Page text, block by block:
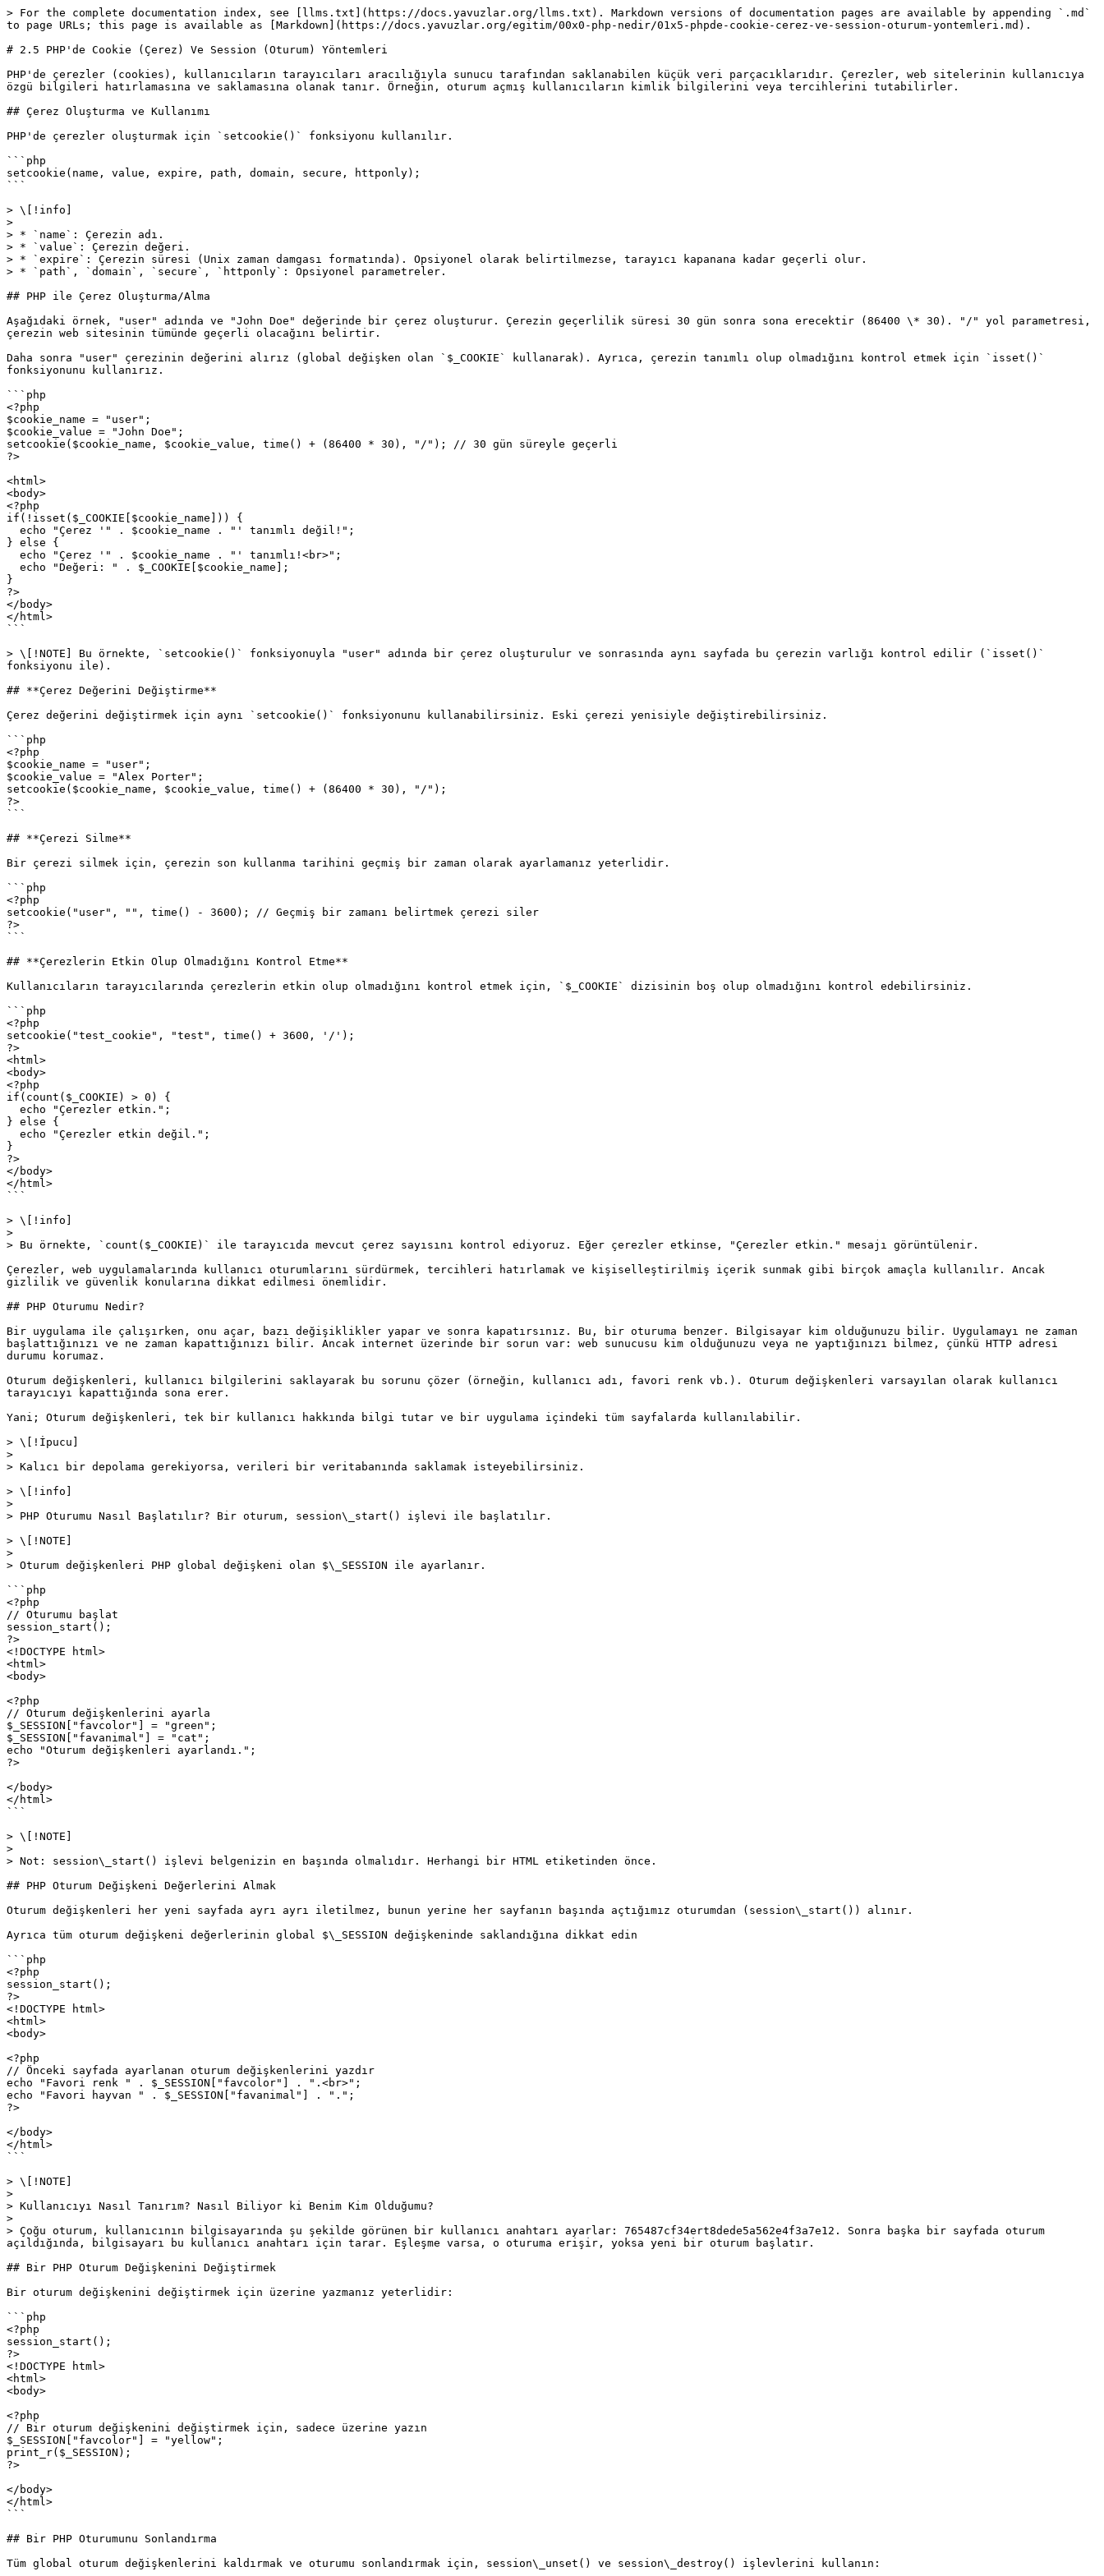
> For the complete documentation index, see [llms.txt](https://docs.yavuzlar.org/llms.txt). Markdown versions of documentation pages are available by appending `.md`
to page URLs; this page is available as [Markdown](https://docs.yavuzlar.org/egitim/00x0-php-nedir/01x5-phpde-cookie-cerez-ve-session-oturum-yontemleri.md).
# 2.5 PHP'de Cookie (Çerez) Ve Session (Oturum) Yöntemleri
PHP'de çerezler (cookies), kullanıcıların tarayıcıları aracılığıyla sunucu tarafından saklanabilen küçük veri parçacıklarıdır. Çerezler, web sitelerinin kullanıcıya
özgü bilgileri hatırlamasına ve saklamasına olanak tanır. Örneğin, oturum açmış kullanıcıların kimlik bilgilerini veya tercihlerini tutabilirler.
## Çerez Oluşturma ve Kullanımı
PHP'de çerezler oluşturmak için `setcookie()` fonksiyonu kullanılır.
```php
setcookie(name, value, expire, path, domain, secure, httponly);
```
> \[!info]
>
> * `name`: Çerezin adı.
> * `value`: Çerezin değeri.
> * `expire`: Çerezin süresi (Unix zaman damgası formatında). Opsiyonel olarak belirtilmezse, tarayıcı kapanana kadar geçerli olur.
> * `path`, `domain`, `secure`, `httponly`: Opsiyonel parametreler.
## PHP ile Çerez Oluşturma/Alma
Aşağıdaki örnek, "user" adında ve "John Doe" değerinde bir çerez oluşturur. Çerezin geçerlilik süresi 30 gün sonra sona erecektir (86400 \* 30). "/" yol parametresi,
çerezin web sitesinin tümünde geçerli olacağını belirtir.
Daha sonra "user" çerezinin değerini alırız (global değişken olan `$_COOKIE` kullanarak). Ayrıca, çerezin tanımlı olup olmadığını kontrol etmek için `isset()`
fonksiyonunu kullanırız.
```php
<?php
$cookie_name = "user";
$cookie_value = "John Doe";
setcookie($cookie_name, $cookie_value, time() + (86400 * 30), "/"); // 30 gün süreyle geçerli
?>
<html>
<body>
<?php
if(!isset($_COOKIE[$cookie_name])) {
} else {
}
?>
</body>
</html>
```
> \[!NOTE] Bu örnekte, `setcookie()` fonksiyonuyla "user" adında bir çerez oluşturulur ve sonrasında aynı sayfada bu çerezin varlığı kontrol edilir (`isset()`
fonksiyonu ile).
## **Çerez Değerini Değiştirme**
Çerez değerini değiştirmek için aynı `setcookie()` fonksiyonunu kullanabilirsiniz. Eski çerezi yenisiyle değiştirebilirsiniz.
```php
<?php
$cookie_name = "user";
$cookie_value = "Alex Porter";
setcookie($cookie_name, $cookie_value, time() + (86400 * 30), "/");
?>
```
## **Çerezi Silme**
Bir çerezi silmek için, çerezin son kullanma tarihini geçmiş bir zaman olarak ayarlamanız yeterlidir.
```php
<?php
setcookie("user", "", time() - 3600); // Geçmiş bir zamanı belirtmek çerezi siler
?>
```
## **Çerezlerin Etkin Olup Olmadığını Kontrol Etme**
Kullanıcıların tarayıcılarında çerezlerin etkin olup olmadığını kontrol etmek için, `$_COOKIE` dizisinin boş olup olmadığını kontrol edebilirsiniz.
```php
<?php
setcookie("test_cookie", "test", time() + 3600, '/');
?>
<html>
<body>
<?php
if(count($_COOKIE) > 0) {
} else {
}
?>
</body>
</html>
```
> \[!info]
>
> Bu örnekte, `count($_COOKIE)` ile tarayıcıda mevcut çerez sayısını kontrol ediyoruz. Eğer çerezler etkinse, "Çerezler etkin." mesajı görüntülenir.
Çerezler, web uygulamalarında kullanıcı oturumlarını sürdürmek, tercihleri hatırlamak ve kişiselleştirilmiş içerik sunmak gibi birçok amaçla kullanılır. Ancak
gizlilik ve güvenlik konularına dikkat edilmesi önemlidir.
## PHP Oturumu Nedir?
Bir uygulama ile çalışırken, onu açar, bazı değişiklikler yapar ve sonra kapatırsınız. Bu, bir oturuma benzer. Bilgisayar kim olduğunuzu bilir. Uygulamayı ne zaman
başlattığınızı ve ne zaman kapattığınızı bilir. Ancak internet üzerinde bir sorun var: web sunucusu kim olduğunuzu veya ne yaptığınızı bilmez, çünkü HTTP adresi
durumu korumaz.
Oturum değişkenleri, kullanıcı bilgilerini saklayarak bu sorunu çözer (örneğin, kullanıcı adı, favori renk vb.). Oturum değişkenleri varsayılan olarak kullanıcı
tarayıcıyı kapattığında sona erer.
Yani; Oturum değişkenleri, tek bir kullanıcı hakkında bilgi tutar ve bir uygulama içindeki tüm sayfalarda kullanılabilir.
> \[!İpucu]
>
> Kalıcı bir depolama gerekiyorsa, verileri bir veritabanında saklamak isteyebilirsiniz.
> \[!info]
>
> PHP Oturumu Nasıl Başlatılır? Bir oturum, session\_start() işlevi ile başlatılır.
> \[!NOTE]
>
> Oturum değişkenleri PHP global değişkeni olan $\_SESSION ile ayarlanır.
```php
<?php
// Oturumu başlat
session_start();
?>
<!DOCTYPE html>
<html>
<body>
<?php
// Oturum değişkenlerini ayarla
$_SESSION["favcolor"] = "green";
$_SESSION["favanimal"] = "cat";
echo "Oturum değişkenleri ayarlandı.";
?>
</body>
</html>
```
> \[!NOTE]
>
> Not: session\_start() işlevi belgenizin en başında olmalıdır. Herhangi bir HTML etiketinden önce.
## PHP Oturum Değişkeni Değerlerini Almak
Oturum değişkenleri her yeni sayfada ayrı ayrı iletilmez, bunun yerine her sayfanın başında açtığımız oturumdan (session\_start()) alınır.
Ayrıca tüm oturum değişkeni değerlerinin global $\_SESSION değişkeninde saklandığına dikkat edin
```php
<?php
session_start();
?>
<!DOCTYPE html>
<html>
<body>
<?php
// Önceki sayfada ayarlanan oturum değişkenlerini yazdır
echo "Favori renk " . $_SESSION["favcolor"] . ".<br>";
echo "Favori hayvan " . $_SESSION["favanimal"] . ".";
?>
</body>
</html>
```
> \[!NOTE]
>
> Kullanıcıyı Nasıl Tanırım? Nasıl Biliyor ki Benim Kim Olduğumu?
>
> Çoğu oturum, kullanıcının bilgisayarında şu şekilde görünen bir kullanıcı anahtarı ayarlar: 765487cf34ert8dede5a562e4f3a7e12. Sonra başka bir sayfada oturum
açıldığında, bilgisayarı bu kullanıcı anahtarı için tarar. Eşleşme varsa, o oturuma erişir, yoksa yeni bir oturum başlatır.
## Bir PHP Oturum Değişkenini Değiştirmek
Bir oturum değişkenini değiştirmek için üzerine yazmanız yeterlidir:
```php
<?php
session_start();
?>
<!DOCTYPE html>
<html>
<body>
<?php
// Bir oturum değişkenini değiştirmek için, sadece üzerine yazın
$_SESSION["favcolor"] = "yellow";
print_r($_SESSION);
?>
</body>
</html>
```
## Bir PHP Oturumunu Sonlandırma
Tüm global oturum değişkenlerini kaldırmak ve oturumu sonlandırmak için, session\_unset() ve session\_destroy() işlevlerini kullanın: